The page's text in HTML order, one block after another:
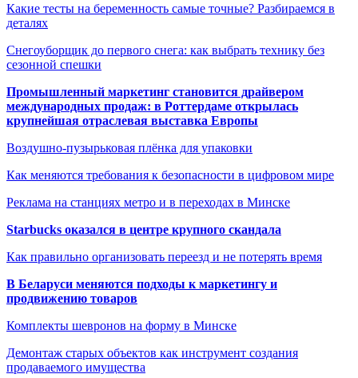
Какие тесты на беременность самые точные? Разбираемся в
деталях
Снегоуборщик до первого снега: как выбрать технику без
сезонной спешки
Промышленный маркетинг становится драйвером
международных продаж: в Роттердаме открылась
крупнейшая отраслевая выставка Европы
Воздушно-пузырьковая плёнка для упаковки
Как меняются требования к безопасности в цифровом мире
Реклама на станциях метро и в переходах в Минске
Starbucks оказался в центре крупного скандала
Как правильно организовать переезд и не потерять время
В Беларуси меняются подходы к маркетингу и
продвижению товаров
Комплекты шевронов на форму в Минске
Демонтаж старых объектов как инструмент создания
продаваемого имущества